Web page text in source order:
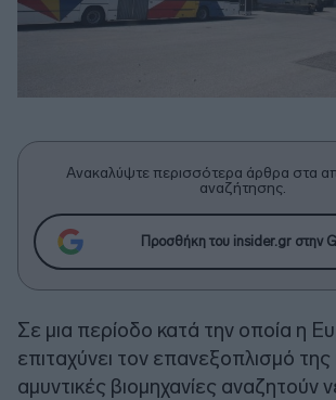
Ανακαλύψτε περισσότερα άρθρα στα
αναζήτησης.
Προσθήκη του insider.gr στην
Σε μια περίοδο κατά την οποία η
επιταχύνει τον επανεξοπλισμό της
αμυντικές βιομηχανίες αναζητούν